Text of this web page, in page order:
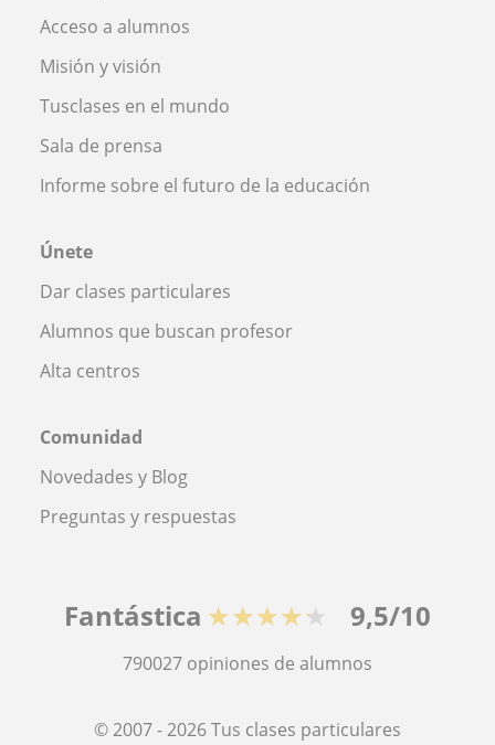
Acceso a alumnos
Misión y visión
Tusclases en el mundo
Sala de prensa
Informe sobre el futuro de la educación
Únete
Dar clases particulares
Alumnos que buscan profesor
Alta centros
Comunidad
Novedades y Blog
Preguntas y respuestas
Fantástica ★★★★★ 9,5/10
790027 opiniones de alumnos
© 2007 - 2026 Tus clases particulares